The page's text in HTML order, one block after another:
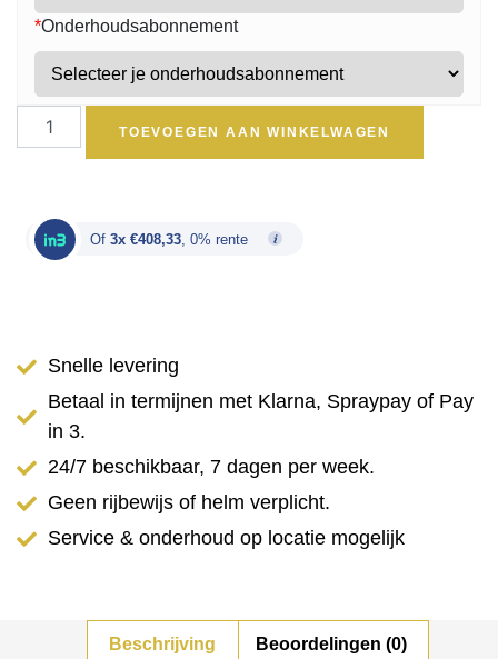
*Onderhoudsabonnement
TOEVOEGEN AAN WINKELWAGEN
Of 3x €408,33, 0% rente
Snelle levering
Betaal in termijnen met Klarna, Spraypay of Pay
in 3.
24/7 beschikbaar, 7 dagen per week.
Geen rijbewijs of helm verplicht.
Service & onderhoud op locatie mogelijk
Beschrijving Beoordelingen (0)